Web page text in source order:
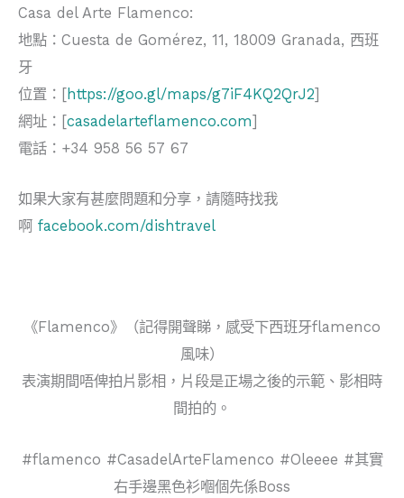
Casa del Arte Flamenco:
地點：Cuesta de Gomérez, 11, 18009 Granada, 西班
牙
位置：[https://goo.gl/maps/g7iF4KQ2QrJ2]
網址：[casadelarteflamenco.com]
電話：+34 958 56 57 67
如果大家有甚麼問題和分享，請隨時找我
啊 facebook.com/dishtravel
《 Flamenco》（記得開聲睇，感受下西班牙flamenco
風味）
表演期間唔俾拍片影相，片段是正場之後的示範、影相時
間拍的。
#flamenco #CasadelArteFlamenco #Oleeee #其實
右手邊黑色衫嗰個先係Boss